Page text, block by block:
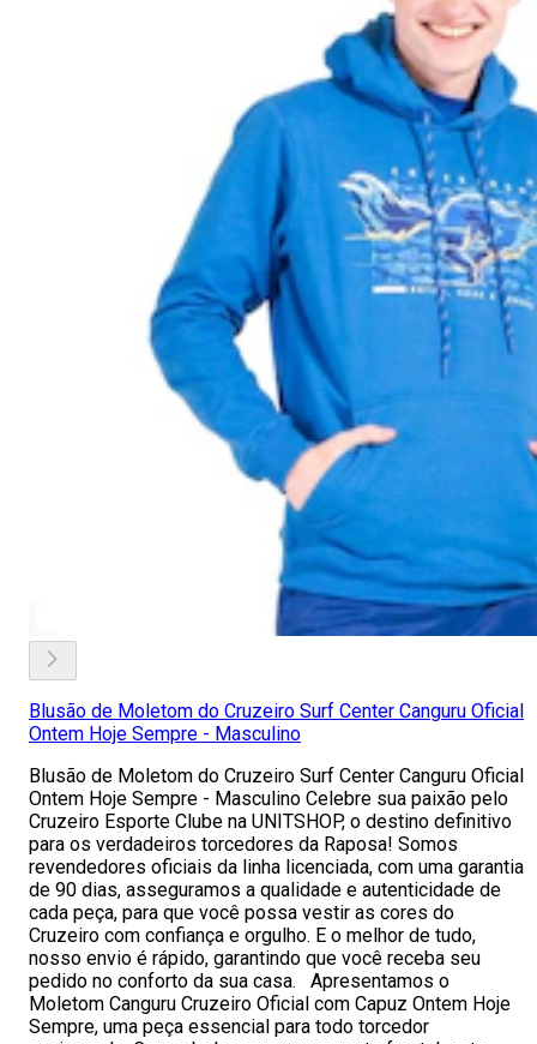
Blusão de Moletom do Cruzeiro Surf Center Canguru Oficial
Ontem Hoje Sempre - Masculino
Blusão de Moletom do Cruzeiro Surf Center Canguru Oficial
Ontem Hoje Sempre - Masculino Celebre sua paixão pelo
Cruzeiro Esporte Clube na UNITSHOP, o destino definitivo
para os verdadeiros torcedores da Raposa! Somos
revendedores oficiais da linha licenciada, com uma garantia
de 90 dias, asseguramos a qualidade e autenticidade de
cada peça, para que você possa vestir as cores do
Cruzeiro com confiança e orgulho. E o melhor de tudo,
nosso envio é rápido, garantindo que você receba seu
pedido no conforto da sua casa. Apresentamos o
Moletom Canguru Cruzeiro Oficial com Capuz Ontem Hoje
Sempre, uma peça essencial para todo torcedor